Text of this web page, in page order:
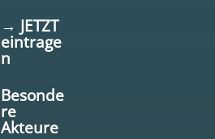
→ JETZT
eintrage
n
Besonde
re
Akteure